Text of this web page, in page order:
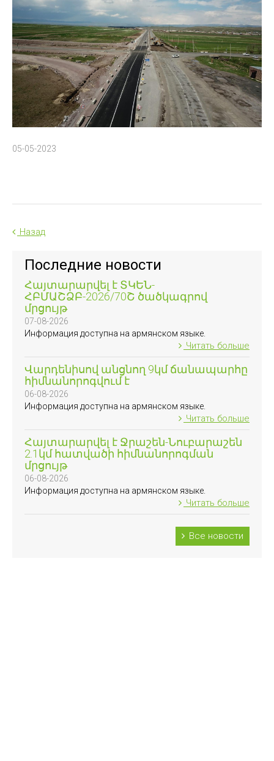
05-05-2023
Назад
Последние новости
Հայտարարվել է ՏԿԵՆ-
ՀԲՄԱՇՁԲ-2026/70Շ ծածկագրով
մրցույթ
07-08-2026
Информация доступна на армянском языке.
Читать больше
Վարդենիսով անցնող 9կմ ճանապարհը
հիմնանորոգվում է
06-08-2026
Информация доступна на армянском языке.
Читать больше
Հայտարարվել է Ջրաշեն-Նուբարաշեն
2.1կմ հատվածի հիմնանորոգման
մրցույթ
06-08-2026
Информация доступна на армянском языке.
Читать больше
Все новости